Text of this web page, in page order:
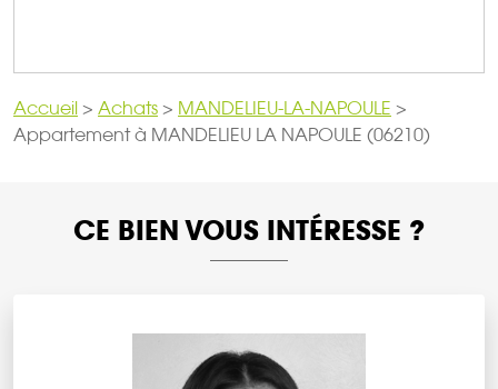
Accueil > Achats > MANDELIEU-LA-NAPOULE >
Appartement à MANDELIEU LA NAPOULE (06210)
CE BIEN VOUS INTÉRESSE ?